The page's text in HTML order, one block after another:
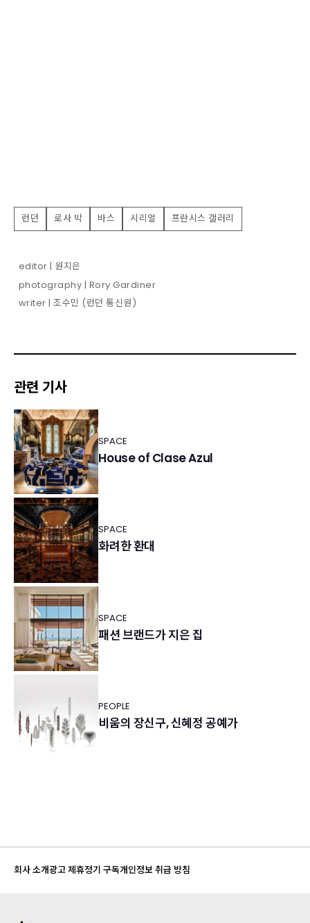
런던 로사 박 바스 시리얼 프란시스 갤러리
editor | 원지은
photography | Rory Gardiner
writer | 조수민 (런던 통신원)
관련 기사
SPACE
House of Clase Azul
SPACE
화려한 환대
SPACE
패션 브랜드가 지은 집
PEOPLE
비움의 장신구, 신혜정 공예가
회사 소개광고 제휴정기 구독개인정보 취급 방침